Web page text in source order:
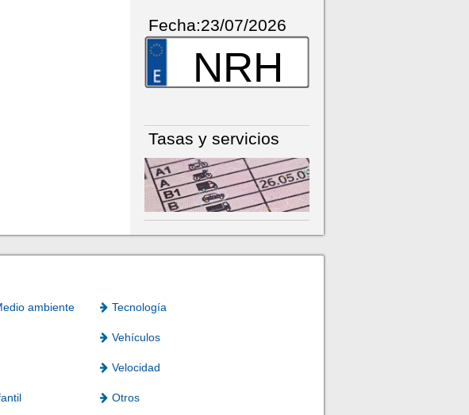
Fecha:23/07/2026
NRH
Tasas y servicios
ambiente Tecnología
Vehículos
Velocidad
Otros